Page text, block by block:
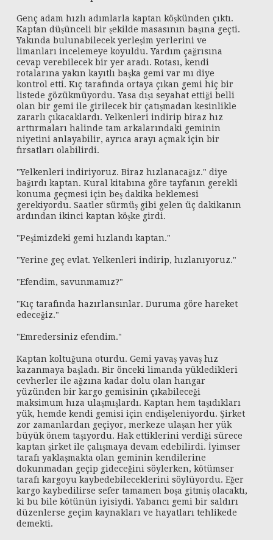
Genç adam hızlı adımlarla kaptan köşkünden çıktı.
Kaptan düşünceli bir şekilde masasının başına geçti.
Yakında bulunabilecek yerleşim yerlerini ve
limanları incelemeye koyuldu. Yardım çağrısına
cevap verebilecek bir yer aradı. Rotası, kendi
rotalarına yakın kayıtlı başka gemi var mı diye
kontrol etti. Kıç tarafında ortaya çıkan gemi hiç bir
listede gözükmüyordu. Yasa dışı seyahat ettiği belli
olan bir gemi ile girilecek bir çatışmadan kesinlikle
zararlı çıkacaklardı. Yelkenleri indirip biraz hız
arttırmaları halinde tam arkalarındaki geminin
niyetini anlayabilir, ayrıca arayı açmak için bir
fırsatları olabilirdi.
"Yelkenleri indiriyoruz. Biraz hızlanacağız." diye
bağırdı kaptan. Kural kitabına göre tayfanın gerekli
konuma geçmesi için beş dakika beklemesi
gerekiyordu. Saatler sürmüş gibi gelen üç dakikanın
ardından ikinci kaptan köşke girdi.
"Peşimizdeki gemi hızlandı kaptan."
"Yerine geç evlat. Yelkenleri indirip, hızlanıyoruz."
"Efendim, savunmamız?"
"Kıç tarafında hazırlansınlar. Duruma göre hareket
edeceğiz."
"Emredersiniz efendim."
Kaptan koltuğuna oturdu. Gemi yavaş yavaş hız
kazanmaya başladı. Bir önceki limanda yükledikleri
cevherler ile ağzına kadar dolu olan hangar
yüzünden bir kargo gemisinin çıkabileceği
maksimum hıza ulaşmışlardı. Kaptan hem taşıdıkları
yük, hemde kendi gemisi için endişeleniyordu. Şirket
zor zamanlardan geçiyor, merkeze ulaşan her yük
büyük önem taşıyordu. Hak ettiklerini verdiği sürece
kaptan şirket ile çalışmaya devam edebilirdi. İyimser
tarafı yaklaşmakta olan geminin kendilerine
dokunmadan geçip gideceğini söylerken, kötümser
tarafı kargoyu kaybedebileceklerini söylüyordu. Eğer
kargo kaybedilirse sefer tamamen boşa gitmiş olacaktı,
ki bu bile kötünün iyisiydi. Yabancı gemi bir saldırı
düzenlerse geçim kaynakları ve hayatları tehlikede
demekti.